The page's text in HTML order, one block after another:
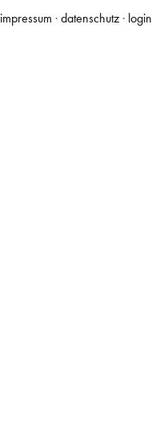
impressum ·datenschutz· login